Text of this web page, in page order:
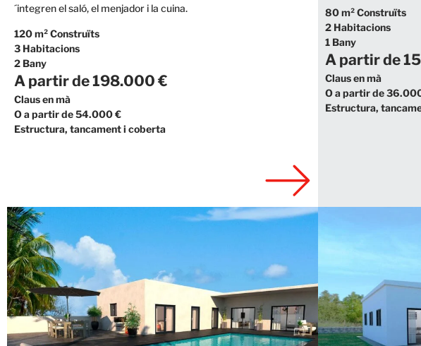
´integren el saló, el menjador i la cuina.
120 m² Construïts
3 Habitacions
2 Bany
A partir de 198.000 €
Claus en mà
O a partir de 54.000 €
Estructura, tancament i coberta
80 m² Construïts
2 Habitacions
1 Bany
A partir de
Claus en mà
O a partir de
Estructura,